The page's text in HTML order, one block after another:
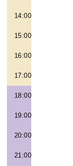
14:00
15:00
16:00
17:00
18:00
19:00
20:00
21:00